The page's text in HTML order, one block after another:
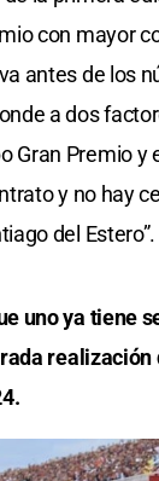
con mayor
antes de los
a dos
Gran Premio y
y no hay
del Estero”.
uno ya tiene
realización